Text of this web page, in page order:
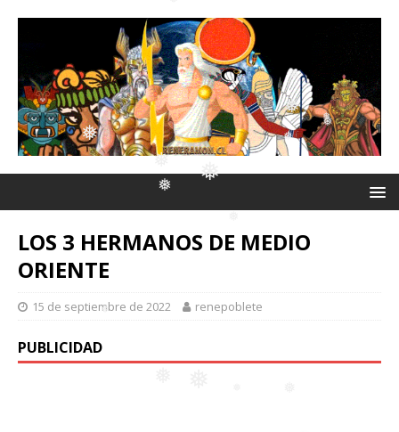
❅
❅
❅ ❅
❅
❅
❅
❅
LOS 3 HERMANOS DE MEDIO
ORIENTE
15 de septiembre de 2022 renepoblete
PUBLICIDAD